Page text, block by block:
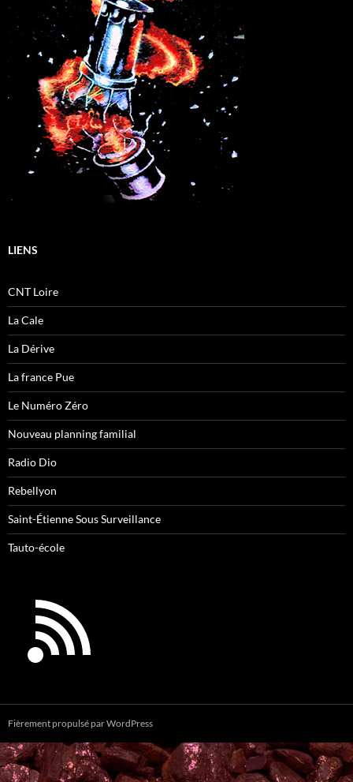
LIENS
CNT Loire
La Cale
La Dérive
La france Pue
Le Numéro Zéro
Nouveau planning familial
Radio Dio
Rebellyon
Saint-Étienne Sous Surveillance
Tauto-école
Fièrement propulsé par WordPress